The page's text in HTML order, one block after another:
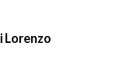
Lorenzo